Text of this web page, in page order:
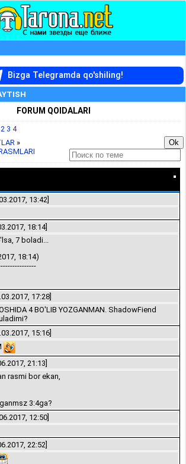
Bizga Telegramda qo'shiling!
FORUM QOIDALARI
2 3 4
»
13:42]
18:14]
7 boladi...
18:14)
17:28]
4 BO'LIB YOZGANMAN. ShadowFiend
15:16]
21:13]
rasmi bor ekan,
3:4ga?
12:50]
22:52]